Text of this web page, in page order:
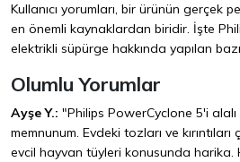
Kullanıcı yorumları, bir ürünün gerçek
en önemli kaynaklardan biridir. İşte
elektrikli süpürge hakkında yapılan
Olumlu Yorumlar
Ayşe Y.: "Philips PowerCyclone 5'i
memnunum. Evdeki tozları ve
evcil hayvan tüyleri konusunda harika.